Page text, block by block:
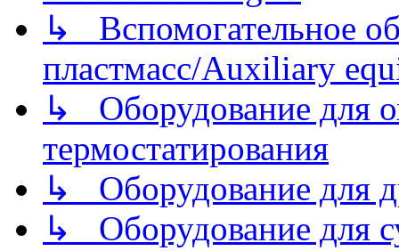
↳ Вспомогательное
пластмасс/Auxiliary
↳ Оборудование для
термостатирования
↳ Оборудование для
↳ Оборудование для